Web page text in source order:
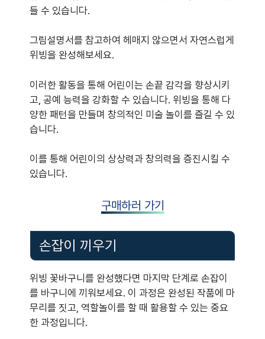
들 수 있습니다.
그림설명서를 참고하여 헤매지 않으면서 자연스럽게
위빙을 완성해보세요.
이러한 활동을 통해 어린이는 손끝 감각을 향상시키
고, 공예 능력을 강화할 수 있습니다. 위빙을 통해 다
양한 패턴을 만들며 창의적인 미술 놀이를 즐길 수 있
습니다.
이를 통해 어린이의 상상력과 창의력을 증진시킬 수
있습니다.
구매하러 가기
손잡이 끼우기
위빙 꽃바구니를 완성했다면 마지막 단계로 손잡이
를 바구니에 끼워보세요. 이 과정은 완성된 작품에 마
무리를 짓고, 역할놀이를 할 때 활용할 수 있는 중요
한 과정입니다.